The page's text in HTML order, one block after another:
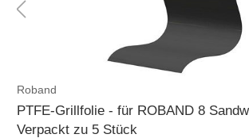
Roband
PTFE-Grillfolie - für ROBAND 8
Verpackt zu 5 Stück